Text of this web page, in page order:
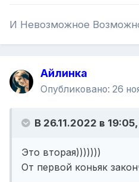
И Невозможное
Айлинка
Опубликовано: 26
В 26.11.2022 в 19:05,
Это вторая)))))))
От первой коньяк